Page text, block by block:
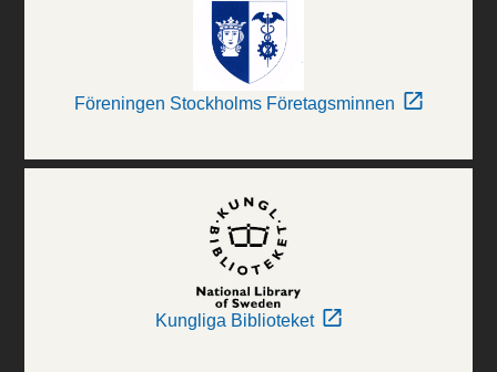
Föreningen Stockholms Företagsminnen
Kungliga Biblioteket